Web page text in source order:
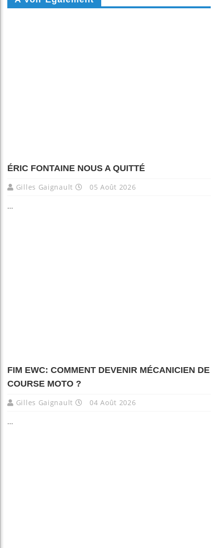
ÉRIC FONTAINE NOUS A QUITTÉ
Gilles Gaignault 05 Août 2026
...
FIM EWC: COMMENT DEVENIR MÉCANICIEN DE
COURSE MOTO ?
Gilles Gaignault 04 Août 2026
...